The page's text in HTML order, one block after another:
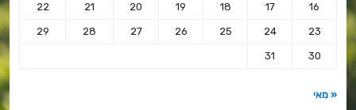
16
17
18
19
20
21
22
23
24
25
26
27
28
29
30
31
« מאי